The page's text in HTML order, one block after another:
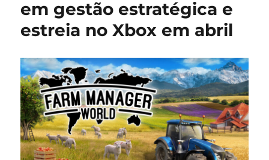
em gestão estratégica e
estreia no Xbox em abril